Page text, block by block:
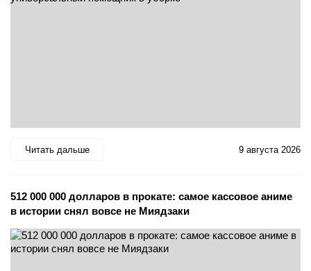
Читать дальше 9 августа 2026
512 000 000 долларов в прокате: самое кассовое аниме
в истории снял вовсе не Миядзаки